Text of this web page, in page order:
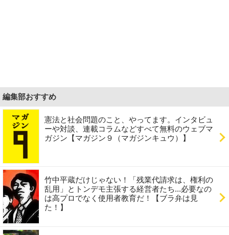
編集部おすすめ
憲法と社会問題のこと、やってます。インタビュ
ーや対談、連載コラムなどすべて無料のウェブマ
ガジン【マガジン９（マガジンキュウ）】
竹中平蔵だけじゃない！「残業代請求は、権利の
乱用」とトンデモ主張する経営者たち...必要なの
は高プロでなく使用者教育だ！【ブラ弁は見
た！】